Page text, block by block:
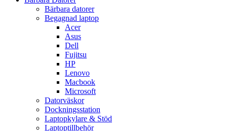
Bärbara datorer
Begagnad laptop
Acer
Asus
Dell
Fujitsu
HP
Lenovo
Macbook
Microsoft
Datorväskor
Dockningsstation
Laptopkylare & Stöd
Laptoptillbehör